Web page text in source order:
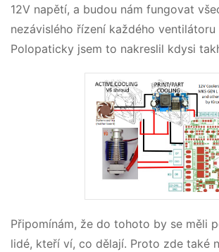
12V napětí, a budou nám fungovat
nezávislého řízení každého ventilátoru
Polopaticky jsem to nakreslil kdysi
Připomínám, že do tohoto by se měli
lidé, kteří ví, co dělají. Proto zde také